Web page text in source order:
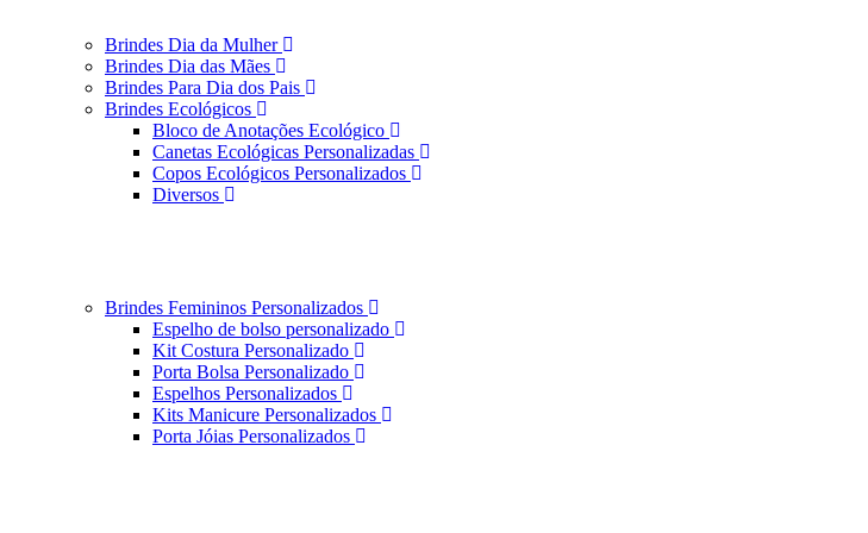
Brindes Dia da Mulher
Brindes Dia das Mães
Brindes Para Dia dos Pais
Brindes Ecológicos
Bloco de Anotações Ecológico
Canetas Ecológicas Personalizadas
Copos Ecológicos Personalizados
Diversos
Brindes Femininos Personalizados
Espelho de bolso personalizado
Kit Costura Personalizado
Porta Bolsa Personalizado
Espelhos Personalizados
Kits Manicure Personalizados
Porta Jóias Personalizados